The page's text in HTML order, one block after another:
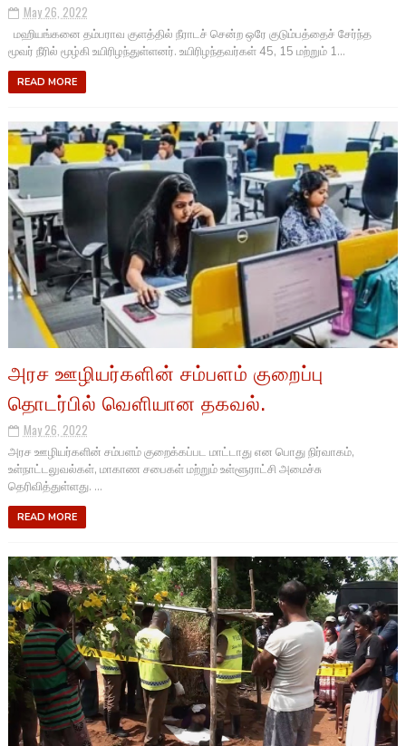
May 26, 2022
மஹியங்கனை தம்பராவ குளத்தில் நீராடச் சென்ற ஒரே குடும்பத்தைச் சேர்ந்த
மூவர் நீரில் மூழ்கி உயிரிழந்துள்ளனர். உயிரிழந்தவர்கள் 45, 15 மற்றும் 1...
READ MORE
அரச ஊழியர்களின் சம்பளம் குறைப்பு
தொடர்பில் வெளியான தகவல்.
May 26, 2022
அரச ஊழியர்களின் சம்பளம் குறைக்கப்பட மாட்டாது என பொது நிர்வாகம்,
உள்நாட்டலுவல்கள், மாகாண சபைகள் மற்றும் உள்ளூராட்சி அமைச்சு
தெரிவித்துள்ளது. ...
READ MORE